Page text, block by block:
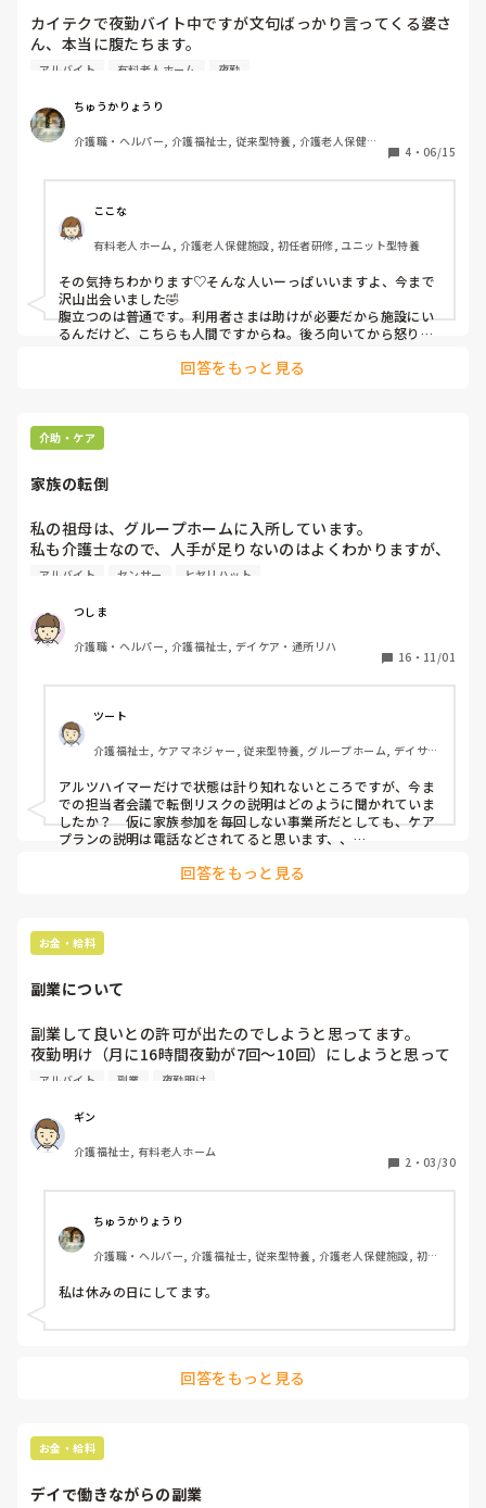
カイテクで夜勤バイト中ですが文句ばっかり言ってくる婆さ
ん、本当に腹たちます。
メモには「4時から5時の間でオムツはずす」と書いてありピ
したが「だれがくるものか」とおもいました。
本当に腹たちます。
アルバイト 有料老人ホーム 夜勤
ちゅうかりょうり
介護職・ヘルパー, 介護福祉士, 従来型特養, 介護老人保健施
4 ・ 06/15
ここな
有料老人ホーム, 介護老人保健施設, 初任者研修, ユニット型特養
その気持ちわかります♡そんな人いーっぱいいますよ、今まで
沢山出会いました🤣
腹立つのは普通です。利用者さまは助けが必要だから施設にい
るんだけど、こちらも人間ですからね。後ろ向いてから怒りの
回答をもっと見る
介助・ケア
家族の転倒
私の祖母は、グループホームに入所しています。
私も介護士なので、人手が足りないのはよくわかりますが、
先週、夜間に転倒して鎖骨骨折と骨盤骨折に
シルバーカーで歩けてADLを維持出来てたものの
アルツハイマーがあるので、理解に少し乏しく
自分一人でトイレに行こうとして転倒したみたいです。
ですが、その夜勤のスタッフは夜専のアルバイトスタッフ。
情報共有が出来ていなかったんでは？と疑う気持ちと、他の
利用者さんを対応してたら、センサーが鳴ってもすぐに行動
出来ないのもわかります。
でも、やっぱり心が痛むというか、利用者さん家族の気持ち
みなさんならわかってくれるかなとおもって
アルバイト センサー ヒヤリハット
つしま
介護職・ヘルパー, 介護福祉士, デイケア・通所リハ
16 ・ 11/01
ツート
介護福祉士, ケアマネジャー, 従来型特養, グループホーム, デイサー
アルツハイマーだけで状態は計り知れないところですが、今ま
での担当者会議で転倒リスクの説明はどのように聞かれていま
したか？　仮に家族参加を毎回しない事業所だとしても、ケア
プランの説明は電話などされてると思います、、
あり方が気になるケースですし、病院と違って身体拘束はでき
的な対応が示されていたのか、気にはなりますね、、
それらがしっかりされ、そのバイト職員も全体に気を張ってい
限界であり、キチンとした説明と謝罪があれば受け入れるしか
であった事は、重大ではありますけどね…
回答をもっと見る
お金・給料
副業について
副業して良いとの許可が出たのでしようと思ってます。
夜勤明け（月に16時間夜勤が7回〜10回）にしようと思って
ますが、夜勤明けに寝ないで昼間に3時間程するか、一度帰
す。
副業されてる方がいらしたら、どの様な感じか教えて欲しい
介護以外のバイトで考えてます。
アルバイト 副業 夜勤明け
ギン
介護福祉士, 有料老人ホーム
2 ・ 03/30
ちゅうかりょうり
介護職・ヘルパー, 介護福祉士, 従来型特養, 介護老人保健施設, 初任
私は休みの日にしてます。
回答をもっと見る
お金・給料
デイで働きながらの副業